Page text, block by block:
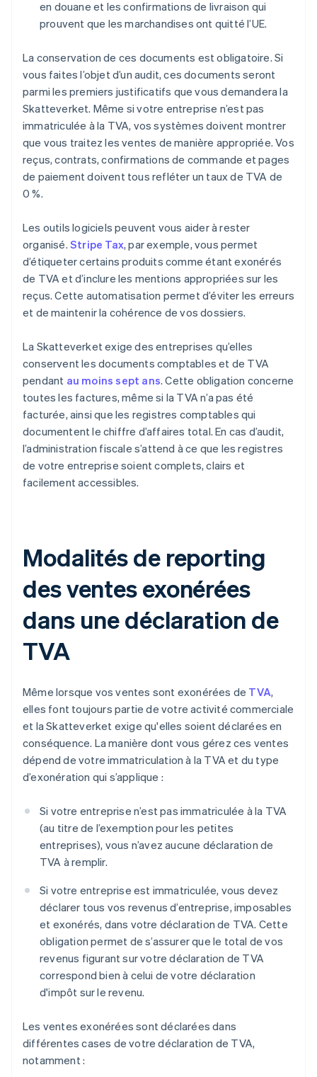
en douane et les confirmations de livraison qui
prouvent que les marchandises ont quitté l’UE.
La conservation de ces documents est obligatoire. Si
vous faites l’objet d’un audit, ces documents seront
parmi les premiers justificatifs que vous demandera la
Skatteverket. Même si votre entreprise n’est pas
immatriculée à la TVA, vos systèmes doivent montrer
que vous traitez les ventes de manière appropriée. Vos
reçus, contrats, confirmations de commande et pages
de paiement doivent tous refléter un taux de TVA de
0 %.
Les outils logiciels peuvent vous aider à rester
organisé. Stripe Tax, par exemple, vous permet
d’étiqueter certains produits comme étant exonérés
de TVA et d’inclure les mentions appropriées sur les
reçus. Cette automatisation permet d’éviter les erreurs
et de maintenir la cohérence de vos dossiers.
La Skatteverket exige des entreprises qu’elles
conservent les documents comptables et de TVA
pendant au moins sept ans. Cette obligation concerne
toutes les factures, même si la TVA n’a pas été
facturée, ainsi que les registres comptables qui
documentent le chiffre d’affaires total. En cas d’audit,
l’administration fiscale s’attend à ce que les registres
de votre entreprise soient complets, clairs et
facilement accessibles.
Modalités de reporting
des ventes exonérées
dans une déclaration de
TVA
Même lorsque vos ventes sont exonérées de TVA,
elles font toujours partie de votre activité commerciale
et la Skatteverket exige qu'elles soient déclarées en
conséquence. La manière dont vous gérez ces ventes
dépend de votre immatriculation à la TVA et du type
d’exonération qui s’applique :
Si votre entreprise n’est pas immatriculée à la TVA
(au titre de l’exemption pour les petites
entreprises), vous n’avez aucune déclaration de
TVA à remplir.
Si votre entreprise est immatriculée, vous devez
déclarer tous vos revenus d’entreprise, imposables
et exonérés, dans votre déclaration de TVA. Cette
obligation permet de s’assurer que le total de vos
revenus figurant sur votre déclaration de TVA
correspond bien à celui de votre déclaration
d'impôt sur le revenu.
Les ventes exonérées sont déclarées dans
différentes cases de votre déclaration de TVA,
notamment :